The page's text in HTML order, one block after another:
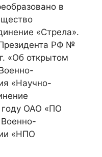
в
«Стрела».
РФ №
«Об открытом
«Научно-
году ОАО «ПО
«НПО